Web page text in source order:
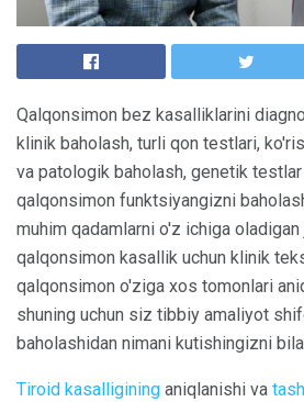
Qalqonsimon bez kasalliklarini
klinik baholash, turli qon testlari,
va patologik baholash, genetik
qalqonsimon funktsiyangizni
muhim qadamlarni o'z ichiga oladigan
qalqonsimon kasallik uchun klinik
qalqonsimon o'ziga xos tomonlari
shuning uchun siz tibbiy amaliyot
baholashidan nimani kutishingizni
Tiroid kasalligining aniqlanishi va